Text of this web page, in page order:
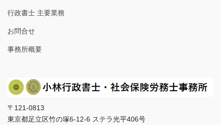
行政書士 主要業務
お問合せ
事務所概要
〒121-0813
東京都足立区竹の塚6-12-6 ステラ光平406号